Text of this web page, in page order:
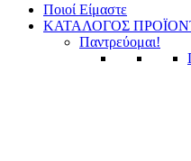
Ποιοί Είμαστε
ΚΑΤΑΛΟΓΟΣ
Παντρεύομαι!